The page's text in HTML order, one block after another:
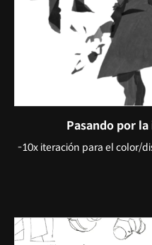
Pasando por
-10x iteración para el color/